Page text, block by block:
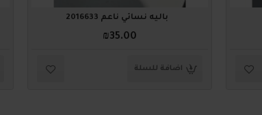
باليه نسائي ناعم 2016633
₪35.00
اضافة للسلة